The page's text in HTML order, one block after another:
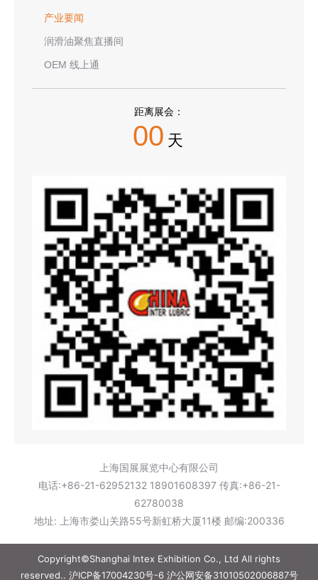
产业要闻
润滑油聚焦直播间
OEM 线上通
距离展会：
00 天
上海国展展览中心有限公司
电话:+86-21-62952132 18901608397 传真:+86-21-
62780038
地址: 上海市娄山关路55号新虹桥大厦11楼 邮编:200336
Copyright©Shanghai Intex Exhibition Co., Ltd All rights
reserved.. 沪ICP备17004230号-6沪公网安备31010502006887号